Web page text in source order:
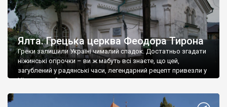
Ялта. Грецька церква Феодора Тирона
Греки залишили Україні чималий спадок. Достатньо згадати
ніжинські огірочки – ви ж мабуть всі знаєте, що цей,
загублений у радянські часи, легендарний рецепт привезли у
Ніжин греки?